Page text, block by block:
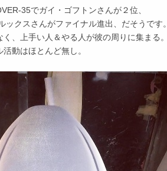
35でガイ・ゴフトンさんが２位、
ックスさんがファイナル進出、だそうです。
、上手い人＆やる人が彼の周りに集まる。
動はほとんど無し。